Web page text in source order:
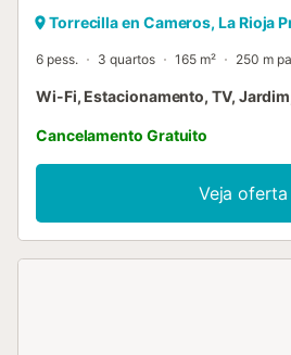
Torrecilla en Cameros, La Rioja
6 pess. 3 quartos 165 m² 250 m
Wi-Fi, Estacionamento, TV,
Cancelamento Gratuito
Veja oferta